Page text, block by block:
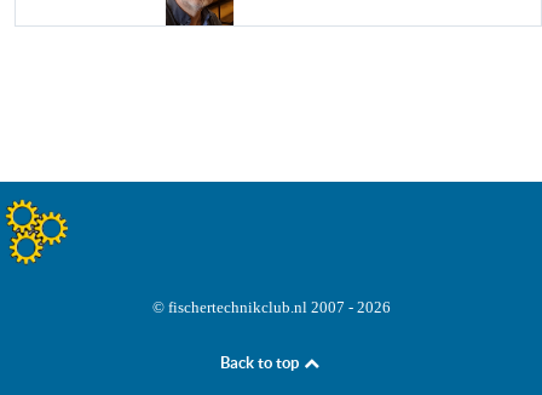
© fischertechnikclub.nl 2007 - 2026
Back to top